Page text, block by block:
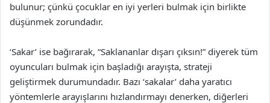
bulunur; çünkü çocuklar en iyi yerleri bulmak için birlikte
düşünmek zorundadır.
‘Sakar’ ise bağırarak, “Saklananlar dışarı çıksın!” diyerek tüm
oyuncuları bulmak için başladığı arayışta, strateji
geliştirmek durumundadır. Bazı ‘sakalar’ daha yaratıcı
yöntemlerle arayışlarını hızlandırmayı denerken, diğerleri